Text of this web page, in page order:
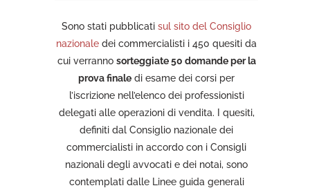
Sono stati pubblicati sul sito del Consiglio
nazionale dei commercialisti i 450 quesiti da
cui verranno sorteggiate 50 domande per la
prova finale di esame dei corsi per
l’iscrizione nell’elenco dei professionisti
delegati alle operazioni di vendita. I quesiti,
definiti dal Consiglio nazionale dei
commercialisti in accordo con i Consigli
nazionali degli avvocati e dei notai, sono
contemplati dalle Linee guida generali